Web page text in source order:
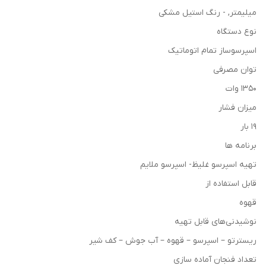
میلیمتر, - رنگ استیل مشکی
نوع دستگاه
اسپرسوساز تمام اتوماتیک
توان مصرفی
۱۳۵۰ وات
میزان فشار
۱۹ بار
برنامه ها
تهیه اسپرسو غلیظ- اسپرسو ملایم
قابل استفاده از
قهوه
نوشیدنی‌های قابل تهیه
ریسترتو – اسپرسو – قهوه – آب جوش – کف شیر
تعداد فنجان آماده سازی